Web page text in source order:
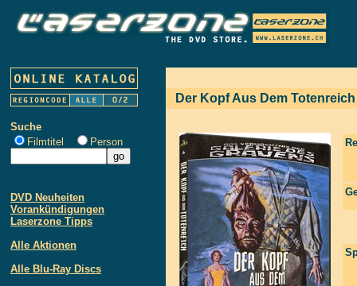
Suche
Filmtitel
Person
DVD Neuheiten
Vorankündigungen
Laserzone Tipps
Alle Aktionen
Alle Blu-Ray Discs
Der Kopf Aus Dem